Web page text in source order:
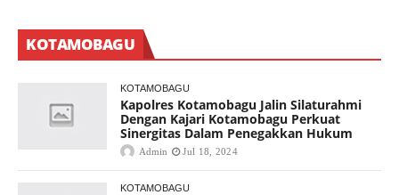
KOTAMOBAGU
KOTAMOBAGU
Kapolres Kotamobagu Jalin Silaturahmi
Dengan Kajari Kotamobagu Perkuat
Sinergitas Dalam Penegakkan Hukum
Admin Jul 18, 2024
KOTAMOBAGU